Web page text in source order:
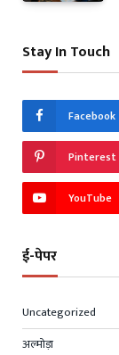
Stay In Touch
Facebook
Pinterest
YouTube
ई-पेपर
Uncategorized
अल्मोड़ा